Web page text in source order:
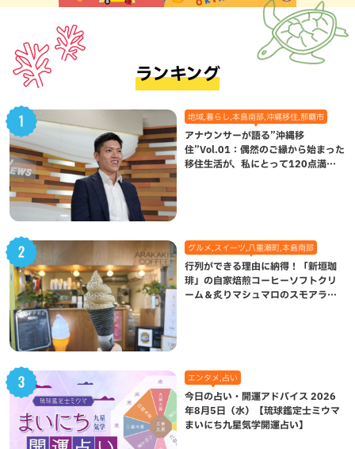
ランキング
地域,暮らし,本島南部,沖縄移住,那覇市
アナウンサーが語る”沖縄移
住”Vol.01：偶然のご縁から始まった
移住生活が、私にとって120点満点
グルメ,スイーツ,八重瀬町,本島南部
行列ができる理由に納得！「新垣珈
琲」の自家焙煎コーヒーソフトクリ
ーム＆炙りマシュマロのスモアラテ
エンタメ,占い
今日の占い・開運アドバイス 2026
年8月5日（水）【琉球鑑定士ミウマ
まいにち九星気学開運占い】